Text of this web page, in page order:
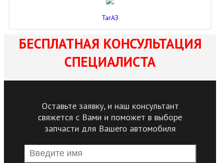
ТагАЗ
БЕСПЛАТНАЯ КОНСУЛЬТАЦИЯ
СПЕЦИАЛИСТА
Оставьте заявку, и наш консультант
свяжется с Вами и поможет в выборе
запчасти для Вашего автомобиля